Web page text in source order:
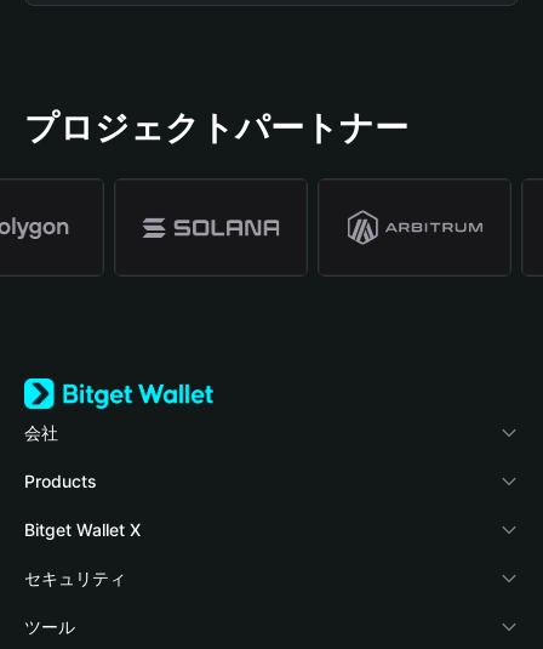
プロジェクトパートナー
会社
Bitget Walletについて
ブログ
アカデミー
暗号資産ニュース
Products
Crypto Card
Stablecoin Earn
Payfi Crypto
Bitget Wallet X
デベロッパー
ウォレットを接続
セキュリティ
保護基金
ツール